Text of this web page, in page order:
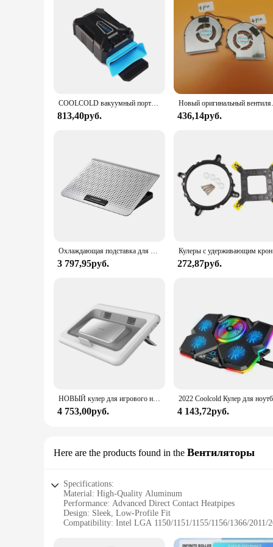
COOLCOLD вакуумный портативный охладитель для ноутбука USB-охладитель воздуха внешний вытягивающий охлаждающий вентилятор для ноутбука 15 15,6 17-дюймовый ноутбук
813,40руб.
Новый
436,14руб.
Охлаждающая подставка для ноутбука A18 с ручкой регулировки ветра, 7 уровней высоты, Алюминиевая Подставка для охлаждения ноутбука, подставка для 17-дюймового ноутбука
3 797,95руб. 272,87руб.
НОВЫЙ кулер для игрового ноутбука с двумя охлаждающими бесшумными вентиляторами, быстрое охлаждение полупроводников, регулируемая подставка-холодильник для ноутбука
4 753,00руб. 4 143,72руб.
Here are the products found in the Вентиляторы
Specifications:
Material: High-Quality Aluminum
Performance: Advanced Direct Contact Heatpipes
Design: Sleek, Low-Profile Fit
Compatibility: Intel LGA 1150/1151/1155/1156/1366/
Installation: Easy-to-Follow Instructions